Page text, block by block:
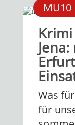
MU10
Was
für